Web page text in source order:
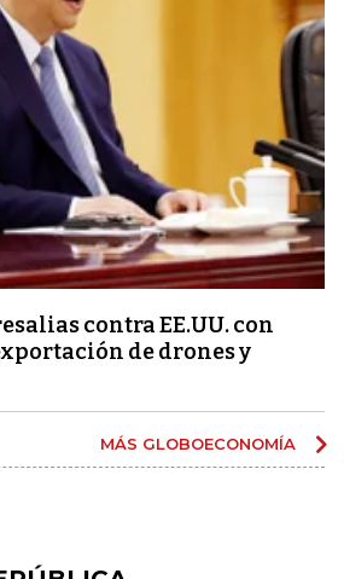
contra EE.UU. con
de drones y
MÁS GLOBOECONOMÍA